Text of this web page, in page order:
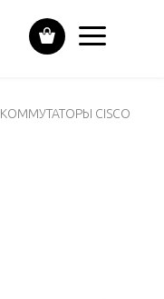
КОММУТАТОРЫ CISCO